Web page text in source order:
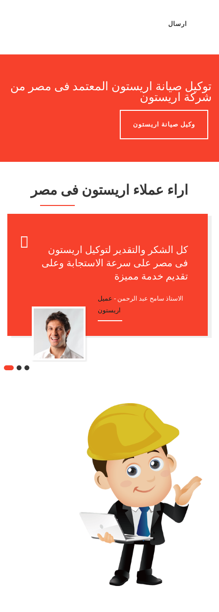
ارسال
توكيل صيانة اريستون المعتمد فى مصر من
شركة اريستون
وكيل صيانة اريستون
اراء عملاء اريستون فى مصر
كل الشكر والتقدير لتوكيل اريستون
فى مصر على سرعة الاستجابة وعلى
تقديم خدمة مميزة
الاستاذ سامح عبد الرحمن - عميل
اريستون